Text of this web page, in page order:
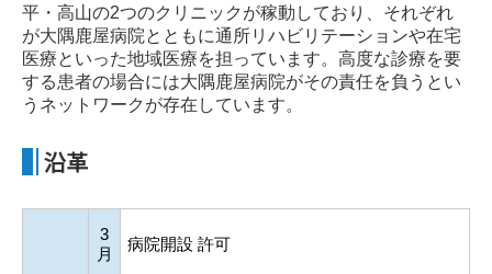
平・高山の2つのクリニックが稼動しており、それぞれ
が大隅鹿屋病院とともに通所リハビリテーションや在宅
医療といった地域医療を担っています。高度な診療を要
する患者の場合には大隅鹿屋病院がその責任を負うとい
うネットワークが存在しています。
沿革
3
月
病院開設 許可